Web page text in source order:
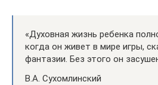
«Духовная жизнь ребенка
когда он живет в мире игры,
фантазии. Без этого он
В.А. Сухомлинский